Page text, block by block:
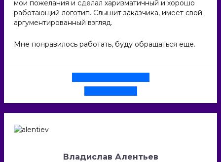
мои пожелания и сделал харизматичный и хорошо
работающий логотип. Слышит заказчика, имеет свой
аргументированный взгляд.
Мне понравилось работать, буду обращаться еще.
Владислав Алентьев